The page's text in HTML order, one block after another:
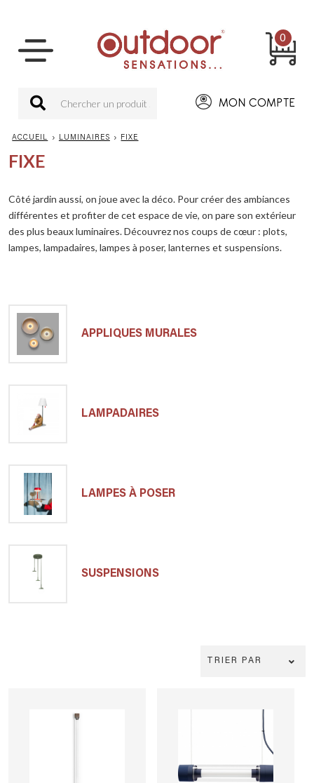
0
MON COMPTE
ACCUEIL › LUMINAIRES › FIXE
FIXE
Côté jardin aussi, on joue avec la déco. Pour créer des ambiances
différentes et profiter de cet espace de vie, on pare son extérieur
des plus beaux luminaires. Découvrez nos coups de cœur : plots,
lampes, lampadaires, lampes à poser, lanternes et suspensions.
APPLIQUES MURALES
LAMPADAIRES
LAMPES À POSER
SUSPENSIONS
TRIER PAR